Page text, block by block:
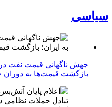
سیاسی
جهش ناگهانی قیمت نفت در
بازگشت قیمت‌ها به دوران